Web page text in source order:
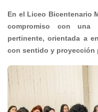
En el Liceo Bicentenario
compromiso con una
pertinente, orientada a
con sentido y proyección